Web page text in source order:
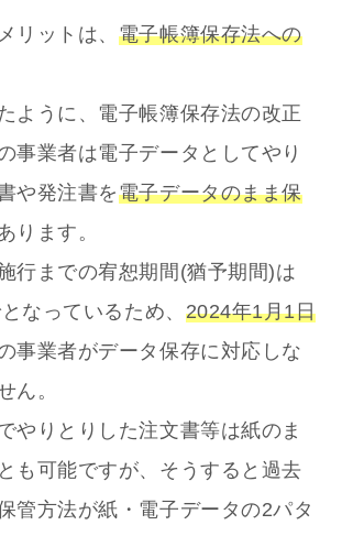
リットは、 電子帳簿保存法への
ように、電子帳簿保存法の改正
事業者は電子データとしてやり
や発注書を電子データのまま保
ります。
行までの宥恕期間(猶予期間)は
なっているため、 2024年1月1日
事業者がデータ保存に対応しな
ん。
やりとりした注文書等は紙のま
も可能ですが、そうすると過去
管方法が紙・電子データの2パタ